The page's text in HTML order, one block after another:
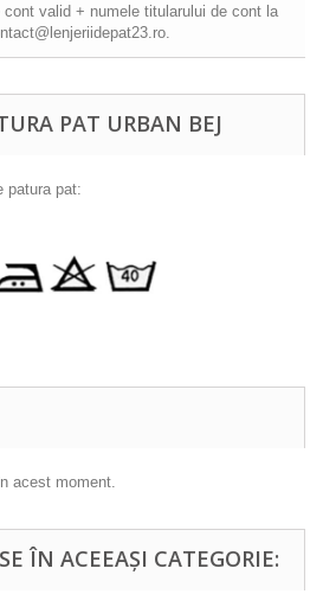
cont valid + numele titularului de cont la
PAT URBAN BEJ
patura pat:
acest moment.
ÎN ACEEAȘI CATEGORIE: